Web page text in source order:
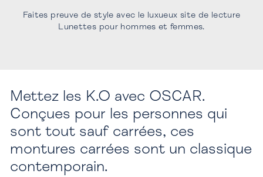
Faites preuve de style avec le luxueux site de lecture
Lunettes pour hommes et femmes.
Mettez les K.O avec OSCAR.
Conçues pour les personnes qui
sont tout sauf carrées, ces
montures carrées sont un classique
contemporain.